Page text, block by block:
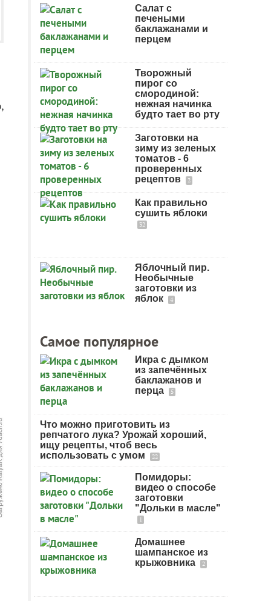
Салат с
печеными
баклажанами и
перцем
Творожный
пирог со
смородиной:
нежная начинка
будто тает во рту
Заготовки на
зиму из зеленых
томатов - 6
проверенных
рецептов
2
Как правильно
сушить яблоки
32
Яблочный пир.
Необычные
заготовки из
яблок
4
Самое популярное
Икра с дымком
из запечённых
баклажанов и
перца
5
Что можно приготовить из
репчатого лука? Урожай хороший,
ищу рецепты, чтоб весь
использовать с умом
22
Помидоры:
видео о способе
заготовки
"Дольки в масле"
1
Домашнее
шампанское из
крыжовника
2